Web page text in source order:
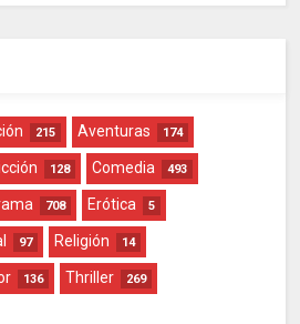
215 Aventuras 174
128 Comedia 493
708 Erótica 5
97 Religión 14
136 Thriller 269